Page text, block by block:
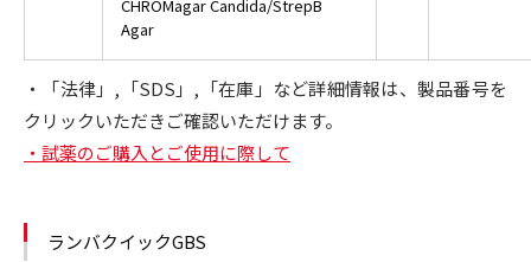
CHROMagar Candida/StrepB
Agar
・「法律」,「SDS」,「在庫」など詳細情報は、製品番号を
クリックいただきご確認いただけます。
・試薬のご購入とご使用に際して
ランバクイックGBS